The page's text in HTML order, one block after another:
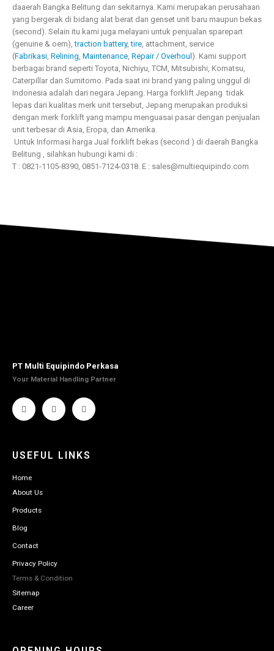
daaerah Bangka Belitung dan sekitarnya. Kami merupakan perusahaan
yang bergerak di bidang alat berat dan genset unit baru maupun bekas
(second). Selain itu kami juga melayani untuk penjualan sparepart
(genuine & oem),traction battery,tire, attachment, service
(Fabrikasi, Relining, Maintenance, Repair / Overhoul ). Kami support
berbagai brand seperti Toyota, Nichiyu, TCM, Mitsubishi, Komatsu,
Caterpillar dan Sumitomo. Pada saat ini brand yang paling unggul di
Indonesia adalah dari negara Jepang. Harga forklift Jepang tidak
lepas dari kualitas merk unit tersebut, Jepang merupakan produksi
dengan merk forklift yang mampu menguasai pasar dengan penjualan
unit terbesar di Asia, Eropa, dan Amerika.
Untuk Informasi harga Jual forklift bekas (second ) di daerah Bangka
Belitung , silahkan hubungi kami di :
T : 0821-1105-8390, 0851-7124-0318. E : sales@multiequipindo.com
PT Multi Equipindo Perkasa
Your Material Handling Partner
USEFUL LINKS
Home
About Us
Products
Blog
Contact
Privacy Policy
Terms & Condition
Sitemap
Career